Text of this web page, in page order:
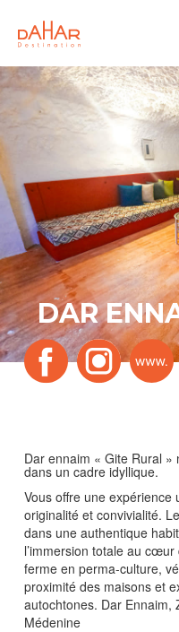
DAR
Dar ennaim « Gite Rural »
dans un cadre idyllique.
Vous offre une expérience
originalité et convivialité.
dans une authentique
l’immersion totale au
ferme en perma-culture,
proximité des maisons et
autochtones. Dar Ennaim,
Médenine